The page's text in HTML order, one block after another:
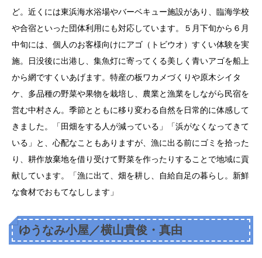
ど。近くには東浜海水浴場やバーベキュー施設があり、臨海学校
や合宿といった団体利用にも対応しています。５月下旬から６月
中旬には、個人のお客様向けにアゴ（トビウオ）すくい体験を実
施。日没後に出港し、集魚灯に寄ってくる美しく青いアゴを船上
から網ですくいあげます。特産の板ワカメづくりや原木シイタ
ケ、多品種の野菜や果物を栽培し、農業と漁業をしながら民宿を
営む中村さん。季節とともに移り変わる自然を日常的に体感して
きました。「田畑をする人が減っている」「浜がなくなってきて
いる」と、心配なこともありますが、漁に出る前にゴミを拾った
り、耕作放棄地を借り受けて野菜を作ったりすることで地域に貢
献しています。「漁に出て、畑を耕し、自給自足の暮らし。新鮮
な食材でおもてなしします」
ゆうなみ小屋／横山貴俊・真由